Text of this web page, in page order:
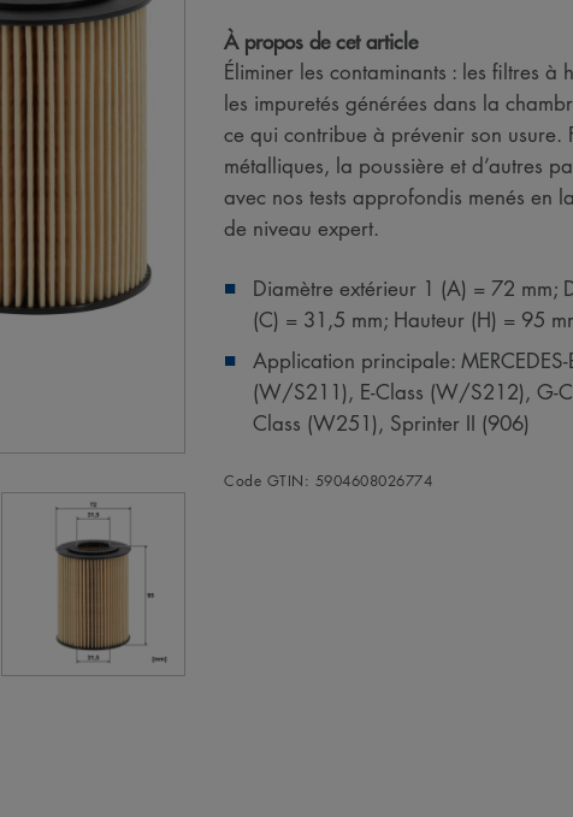
À propos de cet article
Éliminer les contaminants : les filtres à
les impuretés générées dans la
ce qui contribue à prévenir son
métalliques, la poussière et d’autres
avec nos tests approfondis menés en
de niveau expert.
Diamètre extérieur 1 (A) = 72 mm;
(C) = 31,5 mm; Hauteur (H) = 95
Application principale:
(W/S211), E-Class (W/S212), G-
Class (W251), Sprinter II (906)
Code GTIN: 5904608026774